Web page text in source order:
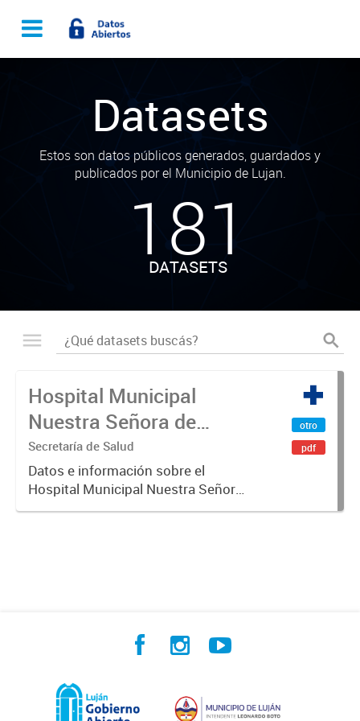
Datasets
Estos son datos públicos generados, guardados y
publicados por el Municipio de Lujan.
181
DATASETS
Hospital Municipal
Nuestra Señora de
Luján
Secretaría de Salud
Datos e información sobre el
Hospital Municipal Nuestra Señora
de Luján.
otro
pdf